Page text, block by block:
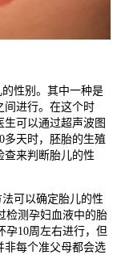
性别。其中一种是
间进行。在这个时
可以通过超声波图
多天时，胚胎的生殖
查来判断胎儿的性
可以确定胎儿的性
检测孕妇血液中的胎
孕10周左右进行，但
非每个准父母都会选